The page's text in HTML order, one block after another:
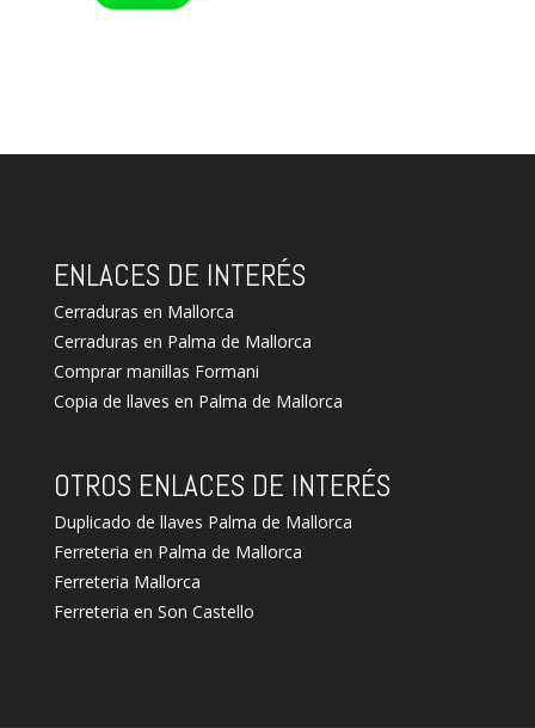
ENLACES DE INTERÉS
Cerraduras en Mallorca
Cerraduras en Palma de Mallorca
Comprar manillas Formani
Copia de llaves en Palma de Mallorca
OTROS ENLACES DE INTERÉS
Duplicado de llaves Palma de Mallorca
Ferreteria en Palma de Mallorca
Ferreteria Mallorca
Ferreteria en Son Castello